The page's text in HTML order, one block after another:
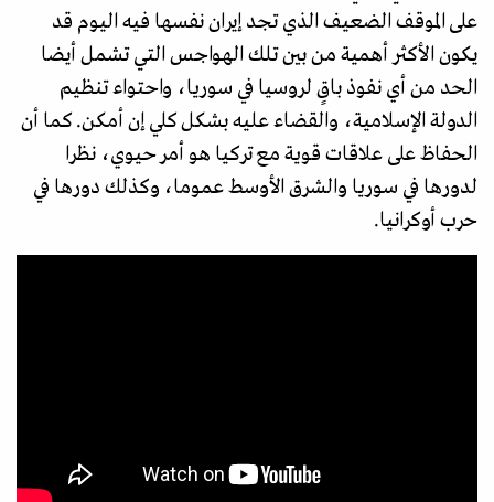
على الموقف الضعيف الذي تجد إيران نفسها فيه اليوم قد
يكون الأكثر أهمية من بين تلك الهواجس التي تشمل أيضا
الحد من أي نفوذ باقٍ لروسيا في سوريا، واحتواء تنظيم
الدولة الإسلامية، والقضاء عليه بشكل كلي إن أمكن. كما أن
الحفاظ على علاقات قوية مع تركيا هو أمر حيوي، نظرا
لدورها في سوريا والشرق الأوسط عموما، وكذلك دورها في
حرب أوكرانيا.